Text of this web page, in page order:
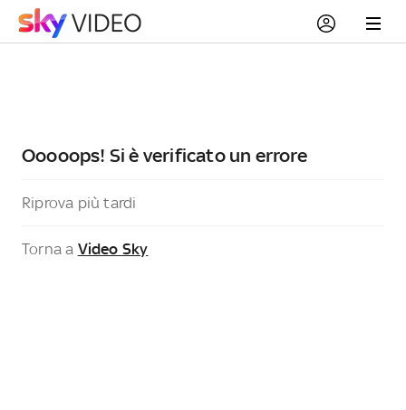
Ooooops! Si è verificato un errore
Riprova più tardi
Torna a Video Sky